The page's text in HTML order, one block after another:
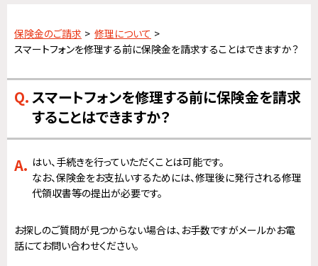
保険金のご請求
修理について
スマートフォンを修理する前に保険金を請求することはできますか？
スマートフォンを修理する前に保険金を請求
することはできますか？
はい、手続きを行っていただくことは可能です。
なお、保険金をお支払いするためには、修理後に発行される修理
代領収書等の提出が必要です。
お探しのご質問が見つからない場合は、お手数ですがメールかお電
話にてお問い合わせください。